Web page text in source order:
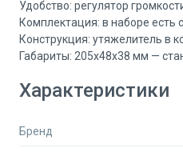
Удобство: регулятор
Комплектация: в наборе есть
Конструкция: утяжелитель в
Габариты: 205х48х38 мм —
Мы — первая B2B-площадка
Для юридических лиц и
Характеристики
Бренд